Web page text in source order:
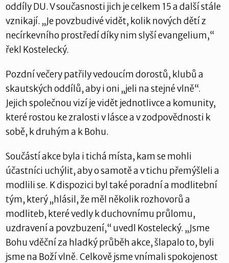
oddíly DU. V současnosti jich je celkem 15 a další stále
vznikají. „Je povzbudivé vidět, kolik nových dětí z
necírkevního prostředí díky nim slyší evangelium,“
řekl Kostelecký.
Pozdní večery patřily vedoucím dorostů, klubů a
skautských oddílů, aby i oni „jeli na stejné vlně“.
Jejich společnou vizí je vidět jednotlivce a komunity,
které rostou ke zralosti v lásce a v zodpovědnosti k
sobě, k druhým a k Bohu.
Součástí akce byla i tichá místa, kam se mohli
účastníci uchýlit, aby o samotě a v tichu přemýšleli a
modlili se. K dispozici byl také poradní a modlitební
tým, který „hlásil, že měl několik rozhovorů a
modliteb, které vedly k duchovnímu průlomu,
uzdravení a povzbuzení,“ uvedl Kostelecký. „Jsme
Bohu vděční za hladký průběh akce, šlapalo to, byli
jsme na Boží vlně. Celkově jsme vnímali spokojenost